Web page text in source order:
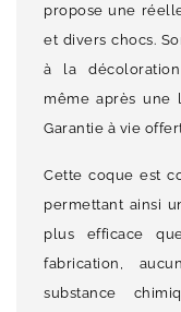
propose une
et divers chocs.
à la
même après une
Garantie à vie
Cette coque est
permettant ainsi
plus efficace
fabrication,
substance